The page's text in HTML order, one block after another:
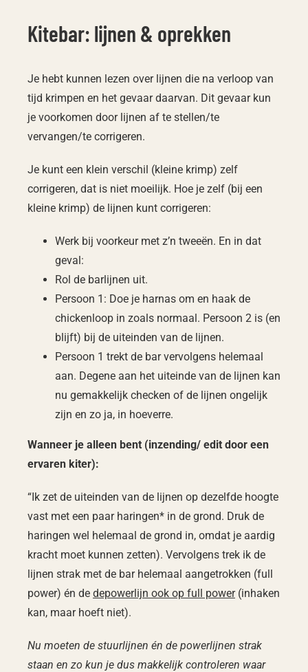
Kitebar: lijnen & oprekken
Je hebt kunnen lezen over lijnen die na verloop van
tijd krimpen en het gevaar daarvan. Dit gevaar kun
je voorkomen door lijnen af te stellen/te
vervangen/te corrigeren.
Je kunt een klein verschil (kleine krimp) zelf
corrigeren, dat is niet moeilijk. Hoe je zelf (bij een
kleine krimp) de lijnen kunt corrigeren:
Werk bij voorkeur met z’n tweeën. En in dat
geval:
Rol de barlijnen uit.
Persoon 1: Doe je harnas om en haak de
chickenloop in zoals normaal. Persoon 2 is (en
blijft) bij de uiteinden van de lijnen.
Persoon 1 trekt de bar vervolgens helemaal
aan. Degene aan het uiteinde van de lijnen kan
nu gemakkelijk checken of de lijnen ongelijk
zijn en zo ja, in hoeverre.
Wanneer je alleen bent (inzending/ edit door een
ervaren kiter):
“Ik zet de uiteinden van de lijnen op dezelfde hoogte
vast met een paar haringen* in de grond. Druk de
haringen wel helemaal de grond in, omdat je aardig
kracht moet kunnen zetten). Vervolgens trek ik de
lijnen strak met de bar helemaal aangetrokken (full
power) én de depowerlijn ook op full power(inhaken
kan, maar hoeft niet).
Nu moeten de stuurlijnen én de powerlijnen strak
staan en zo kun je dus makkelijk controleren waar